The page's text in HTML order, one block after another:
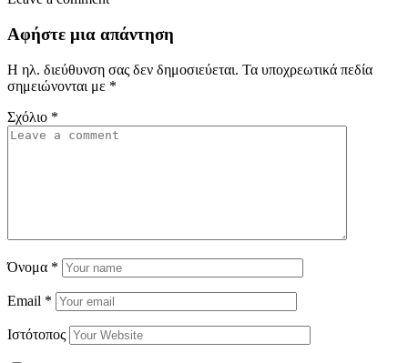
Αφήστε μια απάντηση
Η ηλ. διεύθυνση σας δεν δημοσιεύεται. Τα υποχρεωτικά πεδία
σημειώνονται με *
Σχόλιο *
Όνομα *
Email *
Ιστότοπος